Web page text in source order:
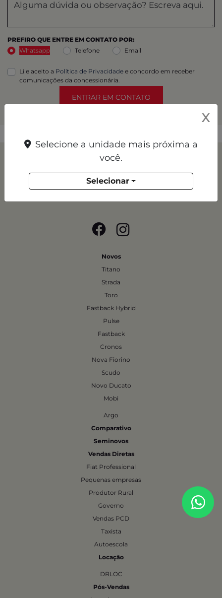
PREFIRO QUE ENTRE EM CONTATO POR:
Whatsapp
Telefone Email
Li e aceito a Política de Privacidade e concordo em receber
comunicações da concessionária.
ENTRAR EM CONTATO
DFSUL VEICULOS E SERVICOS LTDA
Novos
Titano
Strada
Toro
Fastback Hybrid
Pulse
Fastback
Cronos
Nova Fiorino
Scudo
Novo Ducato
Mobi
Argo
Comparativo
Seminovos
Vendas Diretas
Fiat Professional
Pequenas empresas
Produtor Rural
Governo
Vendas PCD
Taxista
Autoescola
Locação
DRLOC
Pós-Vendas
X
Selecione a unidade mais próxima a
você.
Selecionar